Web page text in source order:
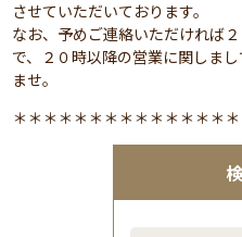
させていただいております。
なお、予めご連絡いただければ
で、２０時以降の営業に関しま
ませ。
＊＊＊＊＊＊＊＊＊＊＊＊＊＊